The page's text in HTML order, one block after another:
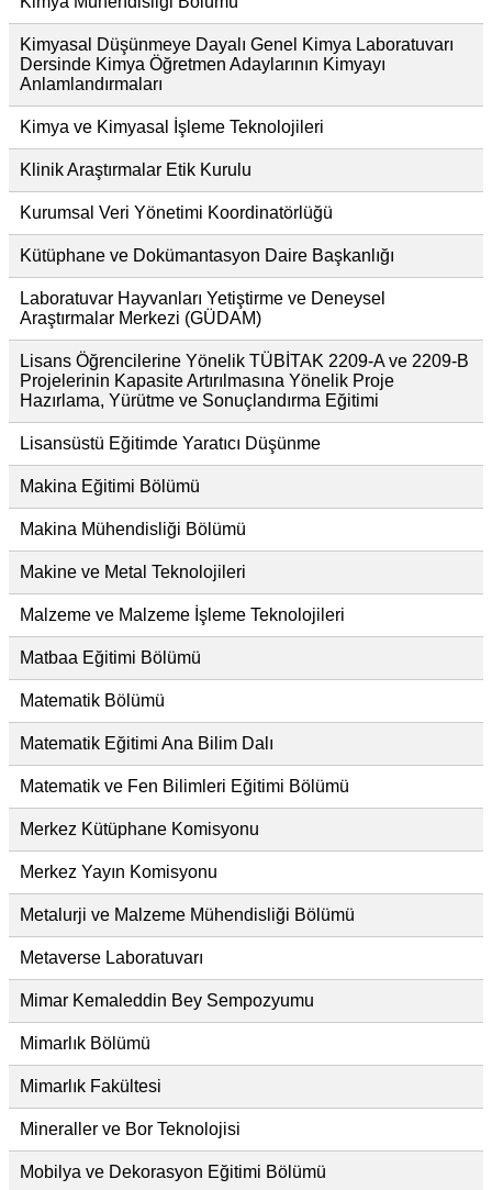
Kimyasal Düşünmeye Dayalı Genel Kimya Laboratuvarı
Dersinde Kimya Öğretmen Adaylarının Kimyayı
Anlamlandırmaları
Kimya ve Kimyasal İşleme Teknolojileri
Klinik Araştırmalar Etik Kurulu
Kurumsal Veri Yönetimi Koordinatörlüğü
Kütüphane ve Dokümantasyon Daire Başkanlığı
Laboratuvar Hayvanları Yetiştirme ve Deneysel
Araştırmalar Merkezi (GÜDAM)
Lisans Öğrencilerine Yönelik TÜBİTAK 2209-A ve 2209-B
Projelerinin Kapasite Artırılmasına Yönelik Proje
Hazırlama, Yürütme ve Sonuçlandırma Eğitimi
Lisansüstü Eğitimde Yaratıcı Düşünme
Makina Eğitimi Bölümü
Makina Mühendisliği Bölümü
Makine ve Metal Teknolojileri
Malzeme ve Malzeme İşleme Teknolojileri
Matbaa Eğitimi Bölümü
Matematik Bölümü
Matematik Eğitimi Ana Bilim Dalı
Matematik ve Fen Bilimleri Eğitimi Bölümü
Merkez Kütüphane Komisyonu
Merkez Yayın Komisyonu
Metalurji ve Malzeme Mühendisliği Bölümü
Metaverse Laboratuvarı
Mimar Kemaleddin Bey Sempozyumu
Mimarlık Bölümü
Mimarlık Fakültesi
Mineraller ve Bor Teknolojisi
Mobilya ve Dekorasyon Eğitimi Bölümü